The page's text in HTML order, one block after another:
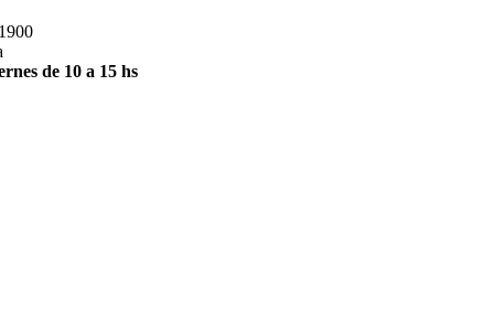
de 10 a 15 hs